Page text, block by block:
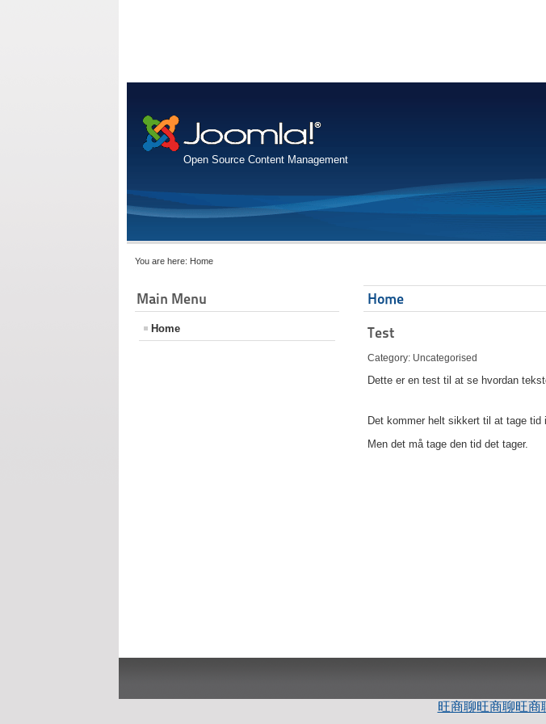
Open Source Content Management
You are here: Home
Main Menu
Home
Home
Test
Category: Uncategorised
Dette er en test til at se hvordan
Det kommer helt sikkert til at tage tid
Men det må tage den tid det tager.
旺商聊旺商聊旺商